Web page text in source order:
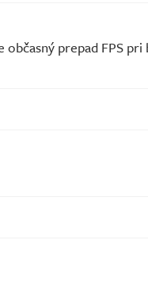
občasný prepad FPS pri